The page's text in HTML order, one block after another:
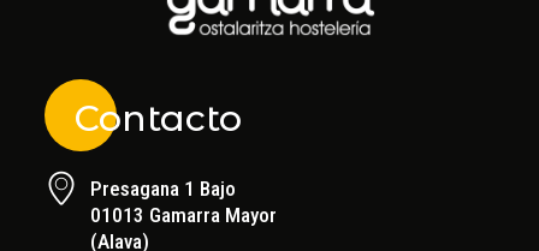
Contacto
Presagana 1 Bajo
01013 Gamarra Mayor
(Alava)